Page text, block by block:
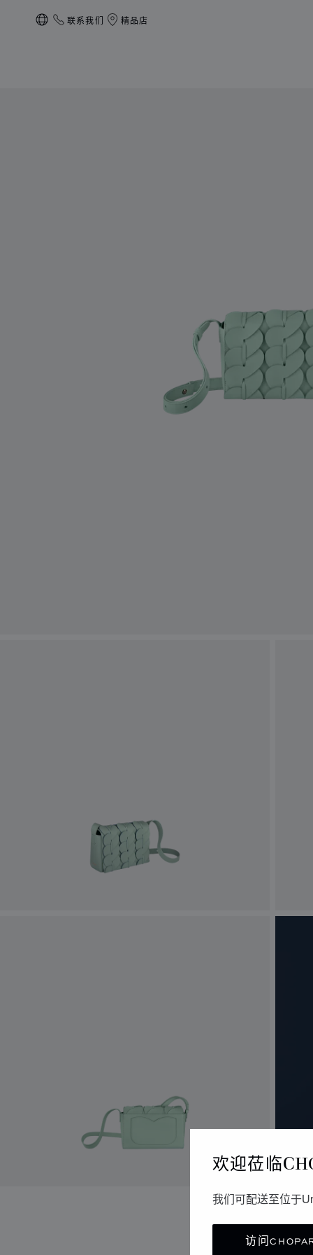
欢迎莅临
我们可配送至位于
访问
本地化（更改国家/地区）
联系我们 精品店